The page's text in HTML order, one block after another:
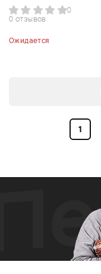
0
0 отзывов
Ожидается
1